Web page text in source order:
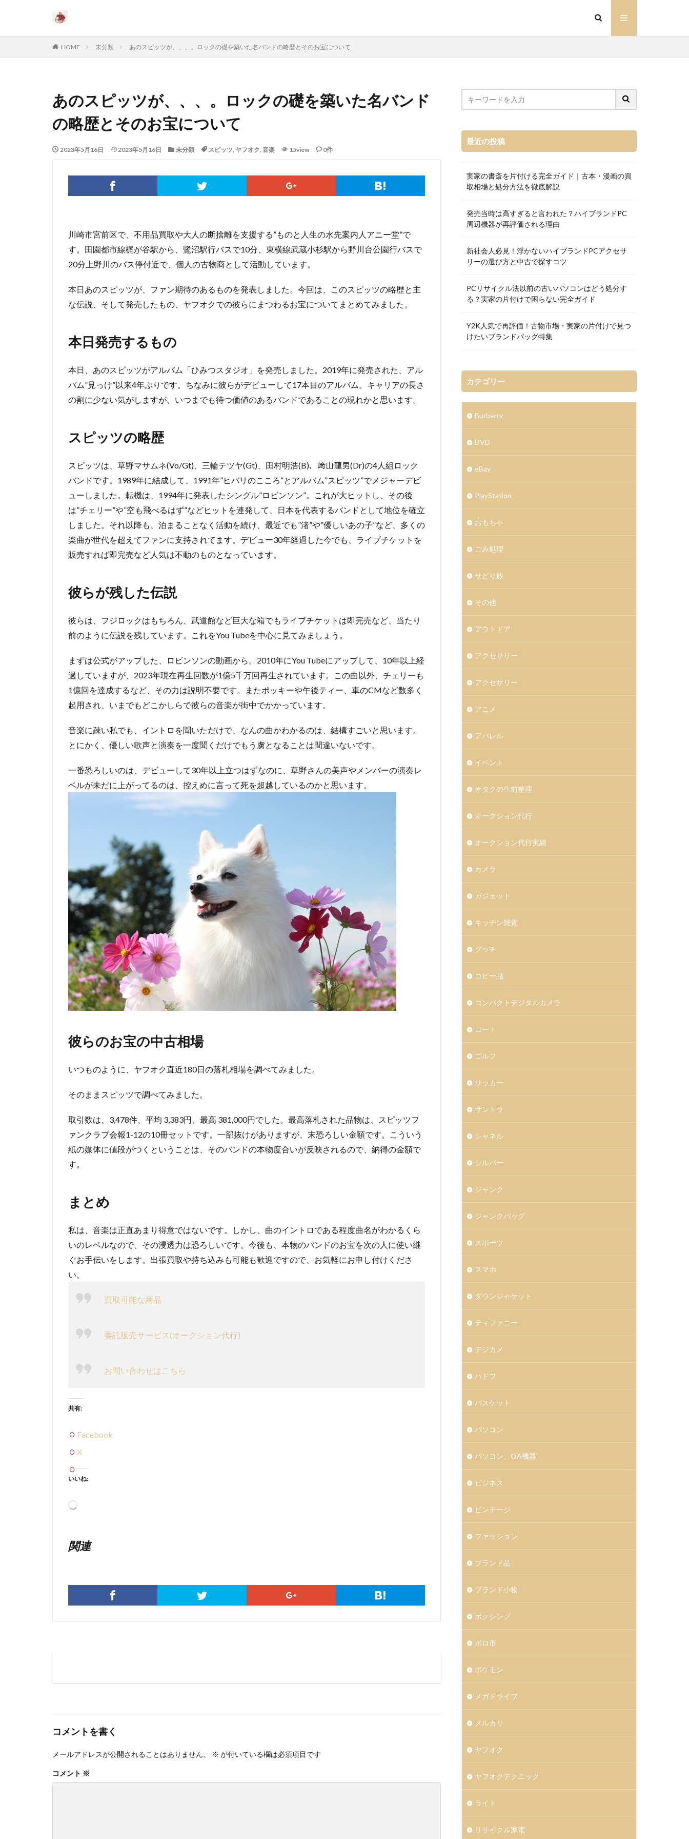
HOME 未分類 あのスピッツが、、、。ロックの礎を築いた名バンドの略歴とそのお宝について
あのスピッツが、、、。ロックの礎を築いた名バンド
の略歴とそのお宝について
2023年5月16日 2023年5月16日 未分類 スピッツ, ヤフオク, 音楽 15view 0件
川崎市宮前区で、不用品買取や大人の断捨離を支援する”ものと人生の水先案内人アニー堂”で
す。田園都市線梶が谷駅から、鷺沼駅行バスで10分、東横線武蔵小杉駅から野川台公園行バスで
20分上野川のバス停付近で、個人の古物商として活動しています。
本日あのスピッツが、ファン期待のあるものを発表しました。今回は、このスピッツの略歴と主
な伝説、そして発売したもの、ヤフオクでの彼らにまつわるお宝についてまとめてみました。
本日発売するもの
本日、あのスピッツがアルバム「ひみつスタジオ」を発売しました。2019年に発売された、アル
バム”見っけ”以来4年ぶりです。ちなみに彼らがデビューして17本目のアルバム。キャリアの長さ
の割に少ない気がしますが、いつまでも待つ価値のあるバンドであることの現れかと思います。
スピッツの略歴
スピッツは、草野マサムネ(Vo/Gt)、三輪テツヤ(Gt)、田村明浩(B)、﨑山龍男(Dr)の4人組ロック
バンドです。1989年に結成して、1991年”ヒバリのこころ”とアルバム”スピッツ”でメジャーデビ
ューしました。転機は、1994年に発表したシングル”ロビンソン”。これが大ヒットし、その後
は”チェリー”や”空も飛べるはず”などヒットを連発して、日本を代表するバンドとして地位を確立
しました。それ以降も、泊まることなく活動を続け、最近でも”渚”や”優しいあの子”など、多くの
楽曲が世代を超えてファンに支持されてます。デビュー30年経過した今でも、ライブチケットを
販売すれば即完売など人気は不動のものとなっています。
彼らが残した伝説
彼らは、フジロックはもちろん、武道館など巨大な箱でもライブチケットは即完売など、当たり
前のように伝説を残しています。これをYou Tubeを中心に見てみましょう。
まずは公式がアップした、ロビンソンの動画から。2010年にYou Tubeにアップして、10年以上経
過していますが、2023年現在再生回数が1億5千万回再生されています。この曲以外、チェリーも
1億回を達成するなど、その力は説明不要です。またポッキーや午後ティー、車のCMなど数多く
起用され、いまでもどこかしらで彼らの音楽が街中でかかっています。
音楽に疎い私でも、イントロを聞いただけで、なんの曲かわかるのは、結構すごいと思います。
とにかく、優しい歌声と演奏を一度聞くだけでもう虜となることは間違いないです。
一番恐ろしいのは、デビューして30年以上立つはずなのに、草野さんの美声やメンバーの演奏レ
ベルが未だに上がってるのは、控えめに言って死を超越しているのかと思います。
彼らのお宝の中古相場
いつものように、ヤフオク直近180日の落札相場を調べてみました。
そのままスピッツで調べてみました。
取引数は、3,478件、平均 3,383円、最高 381,000円でした。最高落札された品物は、スピッツフ
ァンクラブ会報1-12の10冊セットです。一部抜けがありますが、末恐ろしい金額です。こういう
紙の媒体に値段がつくということは、そのバンドの本物度合いが反映されるので、納得の金額で
す。
まとめ
私は、音楽は正直あまり得意ではないです。しかし、曲のイントロである程度曲名がわかるくら
いのレベルなので、その浸透力は恐ろしいです。今後も、本物のバンドのお宝を次の人に使い継
ぐお手伝いをします。出張買取や持ち込みも可能も歓迎ですので、お気軽にお申し付けくださ
い。
買取可能な商品
委託販売サービス(オークション代行)
お問い合わせはこちら
共有:
Facebook
X
いいね:
読
中…
関連
コメントを書く
メールアドレスが公開されることはありません。 ※ が付いている欄は必須項目です
コメント ※
最近の投稿
実家の書斎を片付ける完全ガイド｜古本・漫画の買
取相場と処分方法を徹底解説
発売当時は高すぎると言われた？ハイブランドPC
周辺機器が再評価される理由
新社会人必見！浮かないハイブランドPCアクセサ
リーの選び方と中古で探すコツ
PCリサイクル法以前の古いパソコンはどう処分す
る？実家の片付けで困らない完全ガイド
Y2K人気で再評価！古物市場・実家の片付けで見つ
けたいブランドバッグ特集
カテゴリー
Burberry
DVD
eBay
PlayStation
おもちゃ
ごみ処理
せどり旅
その他
アウトドア
アクセサリー
アクセサリー
アニメ
アパレル
イベント
オタクの生前整理
オークション代行
オークション代行実績
カメラ
ガジェット
キッチン雑貨
グッチ
コピー品
コンパクトデジタルカメラ
コート
ゴルフ
サッカー
サントラ
シャネル
シルバー
ジャンク
ジャンクバッグ
スポーツ
スマホ
ダウンジャケット
ティファニー
デジカメ
ハドフ
バスケット
パソコン
パソコン、OA機器
ビジネス
ビンテージ
ファッション
ブランド品
ブランド小物
ボクシング
ボロ市
ポケモン
メガドライブ
メルカリ
ヤフオク
ヤフオクテクニック
ライト
リサイクル家電